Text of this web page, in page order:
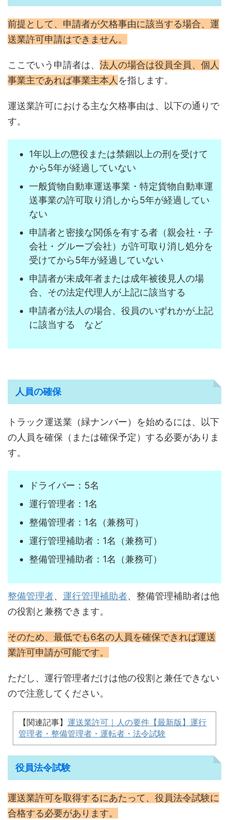
前提として、申請者が欠格事由に該当する場合、運
送業許可申請はできません。
ここでいう申請者は、 法人の場合は役員全員、個人
事業主であれば事業主本人 を指します。
運送業許可における主な欠格事由は、以下の通りで
す。
1年以上の懲役または禁錮以上の刑を受けて
から5年が経過していない
一般貨物自動車運送事業・特定貨物自動車運
送事業の許可取り消しから5年が経過してい
ない
申請者と密接な関係を有する者（親会社・子
会社・グループ会社）が許可取り消し処分を
受けてから5年が経過していない
申請者が未成年者または成年被後見人の場
合、その法定代理人が上記に該当する
申請者が法人の場合、役員のいずれかが上記
に該当する など
人員の確保
トラック運送業（緑ナンバー）を始めるには、以下
の人員を確保（または確保予定）する必要がありま
す。
ドライバー：5名
運行管理者：1名
整備管理者：1名（兼務可）
運行管理補助者：1名（兼務可）
整備管理補助者：1名（兼務可）
整備管理者、 運行管理補助者、整備管理補助者は他
の役割と兼務できます。
そのため、最低でも6名の人員を確保できれば運送
業許可申請が可能です。
ただし、運行管理者だけは他の役割と兼任できない
ので注意してください。
【関連記事】 運送業許可｜人の要件【最新版】運行
管理者・整備管理者・運転者・法令試験
役員法令試験
運送業許可を取得するにあたって、役員法令試験に
合格する必要があります。